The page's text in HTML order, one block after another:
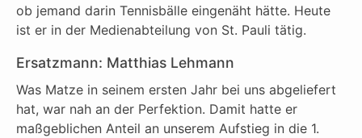
ob jemand darin Tennisbälle eingenäht hätte. Heute
ist er in der Medienabteilung von St. Pauli tätig.
Ersatzmann: Matthias Lehmann
Was Matze in seinem ersten Jahr bei uns abgeliefert
hat, war nah an der Perfektion. Damit hatte er
maßgeblichen Anteil an unserem Aufstieg in die 1.